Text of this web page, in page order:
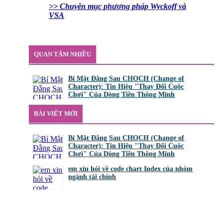
>> Chuyên mục phương pháp Wyckoff và
VSA
QUAN TÂM NHIỀU
Bí Mật Đằng Sau CHOCH (Change of
Character): Tín Hiệu "Thay Đổi Cuộc
Chơi" Của Dòng Tiền Thông Minh
BÀI VIẾT MỚI
Bí Mật Đằng Sau CHOCH (Change of
Character): Tín Hiệu "Thay Đổi Cuộc
Chơi" Của Dòng Tiền Thông Minh
bởi Tuấn Thành 8/8/26 lúc 11:11
em xin hỏi về code chart Index của nhóm
ngành tài chính